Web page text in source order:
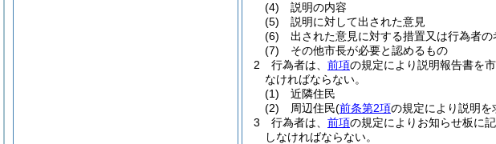
(4)
説明の内容
(5)
説明に対して出された意見
(6)
出された意見に対する措置又は行為者の
(7)
その他市長が必要と認めるもの
2
行為者は、 前項の規定により説明報告書を
なければならない。
(1)
近隣住民
(2)
周辺住民(前条第2項の規定により説明を
3
行為者は、 前項の規定によりお知らせ板に
しなければならない。